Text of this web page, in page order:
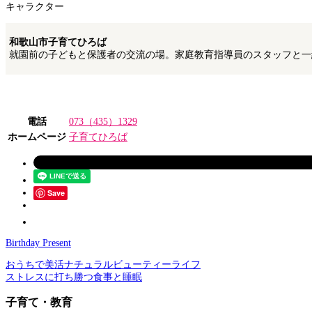
キャラクター
和歌山市子育てひろば
就園前の子どもと保護者の交流の場。家庭教育指導員のスタッフと
電話
073（435）1329
ホームページ 子育てひろば
Save
Birthday Present
おうちで美活ナチュラルビューティーライフ
ストレスに打ち勝つ食事と睡眠
子育て・教育